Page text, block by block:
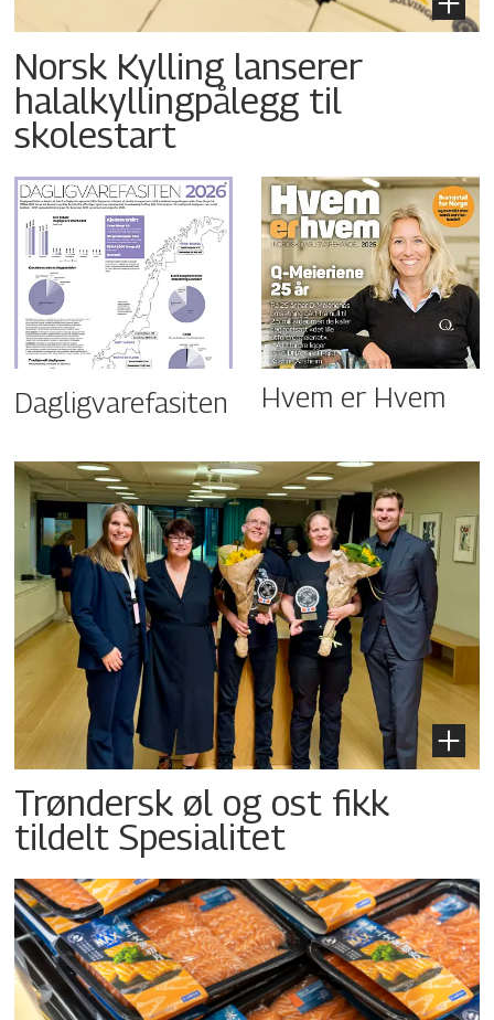
Norsk Kylling lanserer
halalkyllingpålegg til
skolestart
Dagligvarefasiten Hvem er Hvem
Trøndersk øl og ost fikk
tildelt Spesialitet